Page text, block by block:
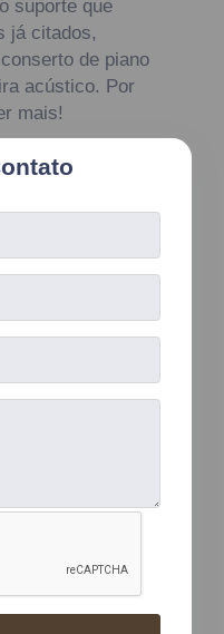
suporte que
já citados,
de piano
acústico. Por
mais!